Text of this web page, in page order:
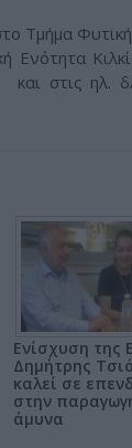
Τμήμα
Ενότητα
στις ηλ.
Ενίσχυση της
Δημήτρης
καλεί σε
στην
άμυνα